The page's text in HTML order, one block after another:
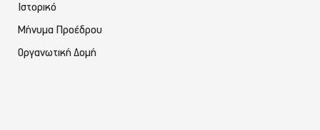
Ιστορικό
Μήνυμα Προέδρου
Οργανωτική Δομή